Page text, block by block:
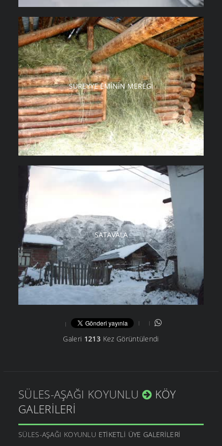
SÜREYYE EMININ MEREGI
SATAVALA
Galeri 1213Kez Görüntülendi
SÜLES-AŞAĞI KOYUNLU
KÖY
GALERILERI
SÜLES-AŞAĞI KOYUNLU ETIKETLI ÜYE GALERILERI